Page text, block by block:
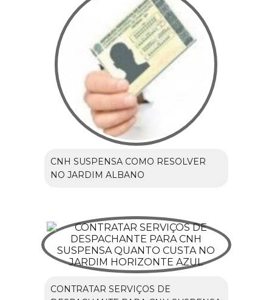
CNH SUSPENSA COMO RESOLVER
NO JARDIM ALBANO
CONTRATAR SERVIÇOS DE